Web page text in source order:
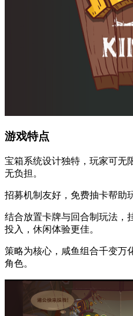
游戏特点
宝箱系统设计独特，玩家可无
无负担。
招募机制友好，免费抽卡帮助
结合放置卡牌与回合制玩法，
投入，休闲体验更佳。
策略为核心，咸鱼组合千变万
角色。